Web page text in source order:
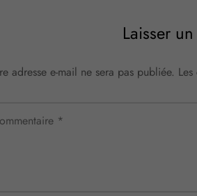
Laisser
adresse e-mail ne sera pas publiée.
*